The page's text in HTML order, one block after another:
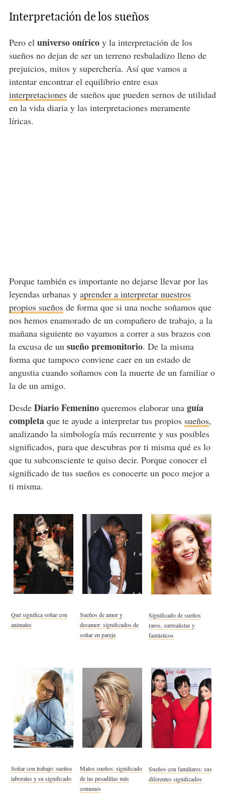
Interpretación de los sueños
Pero el universo oníricoy la interpretación de los
sueños no dejan de ser un terreno resbaladizo lleno de
prejuicios, mitos y superchería. Así que vamos a
intentar encontrar el equilibrio entre esas
interpretacionesde sueños que pueden sernos de utilidad
en la vida diaria y las interpretaciones meramente
líricas.
Porque también es importante no dejarse llevar por las
leyendas urbanas y aprender a interpretar nuestros
propios sueñosde forma que si una noche soñamos que
nos hemos enamorado de un compañero de trabajo, a la
mañana siguiente no vayamos a correr a sus brazos con
la excusa de un sueño premonitorio. De la misma
forma que tampoco conviene caer en un estado de
angustia cuando soñamos con la muerte de un familiar o
la de un amigo.
Desde Diario Femeninoqueremos elaborar una guía
completaque te ayude a interpretar tus propios sueños,
analizando la simbología más recurrente y sus posibles
significados, para que descubras por ti misma qué es lo
que tu subconsciente te quiso decir. Porque conocer el
significado de tus sueños es conocerte un poco mejor a
ti misma.
Qué significa soñar con
animales
Sueños de amor y
desamor: significados de
soñar en pareja
Significado de sueños
raros, surrealistas y
fantásticos
Soñar con trabajo: sueños
laborales y su significado
Malos sueños: significado
de las pesadillas más
comunes
Sueños con familiares: sus
diferentes significados